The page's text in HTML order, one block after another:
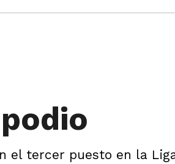
el tercer puesto en la